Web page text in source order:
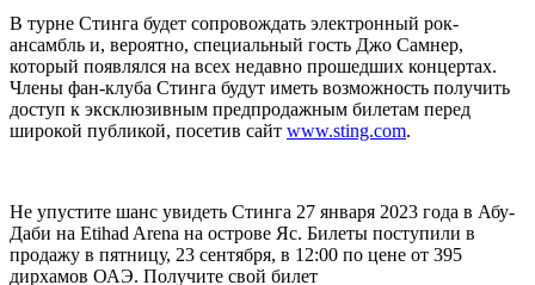
В турне Стинга будет сопровождать электронный рок-
ансамбль и, вероятно, специальный гость Джо Самнер,
который появлялся на всех недавно прошедших концертах.
Члены фан-клуба Стинга будут иметь возможность получить
доступ к эксклюзивным предпродажным билетам перед
широкой публикой, посетив сайт www.sting.com.
Не упустите шанс увидеть Стинга 27 января 2023 года в Абу-
Даби на Etihad Arena на острове Яс. Билеты поступили в
продажу в пятницу, 23 сентября, в 12:00 по цене от 395
дирхамов ОАЭ. Получите свой билет